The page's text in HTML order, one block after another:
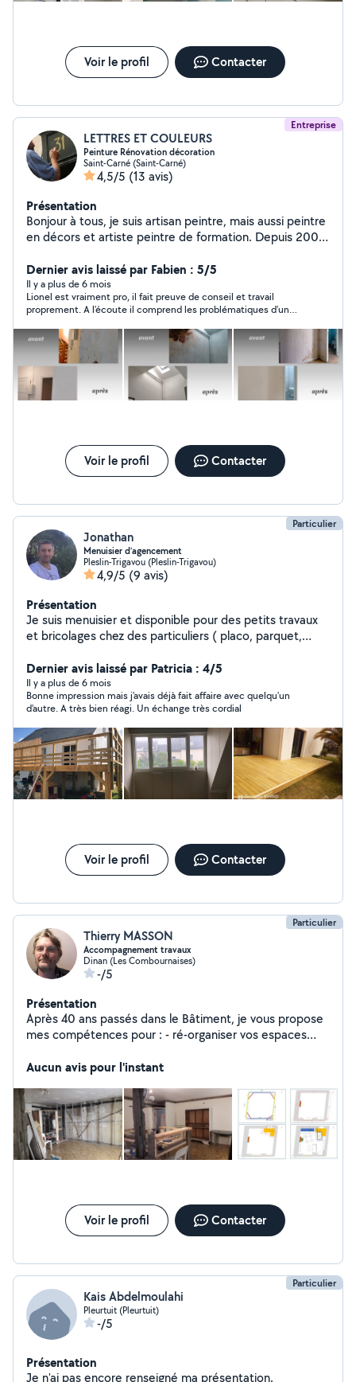
Voir le profil Contacter
Entreprise
LETTRES ET COULEURS
Peinture Rénovation décoration
Saint-Carné (Saint-Carné)
4,5/5 (13 avis)
Présentation
Bonjour à tous, je suis artisan peintre, mais aussi peintre
en décors et artiste peintre de formation. Depuis 2001
travaux de peinture artisanale. Intérieurs et extérieurs.
Neuf ou rénovation. Particuliers ou entreprises
Dernier avis laissé par Fabien : 5/5
Il y a plus de 6 mois
Lionel est vraiment pro, il fait preuve de conseil et travail
proprement. A l’écoute il comprend les problématiques d’un
Voir le profil Contacter
Particulier
Jonathan
Menuisier d’agencement
Pleslin-Trigavou (Pleslin-Trigavou)
4,9/5 (9 avis)
Présentation
Je suis menuisier et disponible pour des petits travaux
et bricolages chez des particuliers ( placo, parquet,
Dernier avis laissé par Patricia : 4/5
Il y a plus de 6 mois
Bonne impression mais j'avais déjà fait affaire avec quelqu'un
d'autre. A très bien réagi. Un échange très cordial
Voir le profil Contacter
Particulier
Thierry MASSON
Accompagnement travaux
Dinan (Les Combournaises)
-/5
Présentation
Après 40 ans passés dans le Bâtiment, je vous propose
mes compétences pour : - ré-organiser vos espaces
besoins - vous transmettre les bases du bricolage.
Aucun avis pour l'instant
Voir le profil Contacter
Particulier
Kais Abdelmoulahi
Pleurtuit (Pleurtuit)
-/5
Présentation
Je n'ai pas encore renseigné ma présentation.